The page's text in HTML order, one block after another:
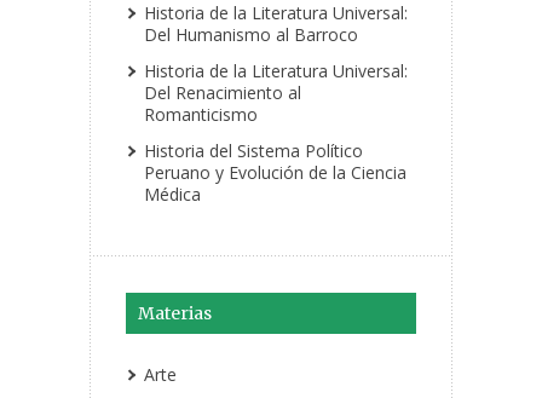
Historia de la Literatura Universal:
Del Humanismo al Barroco
Historia de la Literatura Universal:
Del Renacimiento al
Romanticismo
Historia del Sistema Político
Peruano y Evolución de la Ciencia
Médica
Materias
Arte